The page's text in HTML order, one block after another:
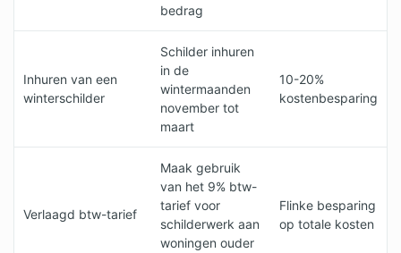
bedrag
Inhuren van een
winterschilder
Schilder inhuren
in de
wintermaanden
november tot
maart
10-20%
kostenbesparing
Verlaagd btw-tarief
Maak gebruik
van het 9% btw-
tarief voor
schilderwerk aan
woningen ouder
Flinke besparing
op totale kosten